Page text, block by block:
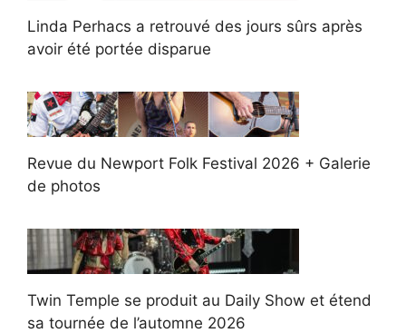
Linda Perhacs a retrouvé des jours sûrs après
avoir été portée disparue
Revue du Newport Folk Festival 2026 + Galerie
de photos
Twin Temple se produit au Daily Show et étend
sa tournée de l’automne 2026